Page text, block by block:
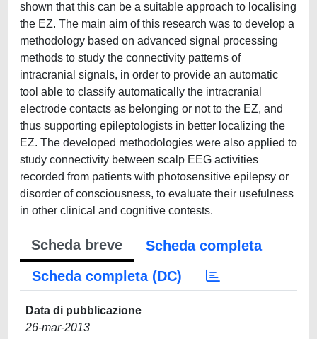
shown that this can be a suitable approach to localising
the EZ. The main aim of this research was to develop a
methodology based on advanced signal processing
methods to study the connectivity patterns of
intracranial signals, in order to provide an automatic
tool able to classify automatically the intracranial
electrode contacts as belonging or not to the EZ, and
thus supporting epileptologists in better localizing the
EZ. The developed methodologies were also applied to
study connectivity between scalp EEG activities
recorded from patients with photosensitive epilepsy or
disorder of consciousness, to evaluate their usefulness
in other clinical and cognitive contests.
Scheda breve
Scheda completa
Scheda completa (DC)
Data di pubblicazione
26-mar-2013